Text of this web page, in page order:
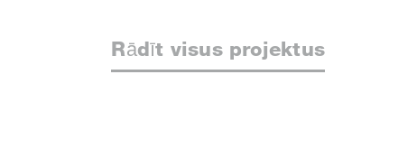
Rādīt visus projektus